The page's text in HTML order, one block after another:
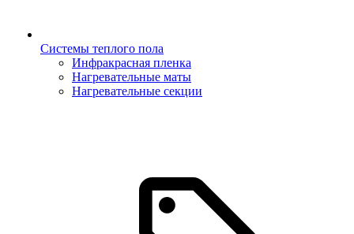
Системы теплого пола
Инфракрасная пленка
Нагревательные маты
Нагревательные секции